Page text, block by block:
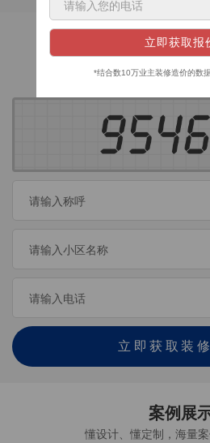
获取装修预
立即获取装
案例展
懂设计、懂定制，海量